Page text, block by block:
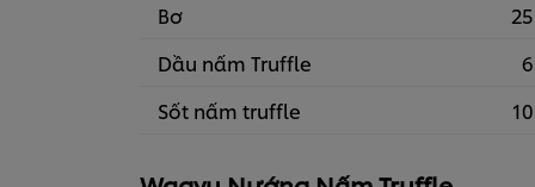
Bơ
Dầu nấm Truffle
Sốt nấm truffle